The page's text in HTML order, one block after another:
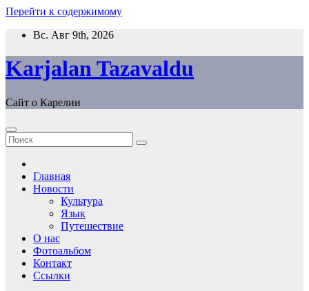
Перейти к содержимому
Вс. Авг 9th, 2026
Karjalan Tazavaldu
Сайт о Карелии
Главная
Новости
Культура
Язык
Путешествие
О нас
Фотоальбом
Контакт
Ссылки